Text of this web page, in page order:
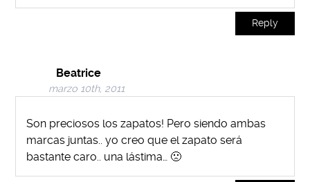
Reply
Beatrice
marzo 10th, 2011
Son preciosos los zapatos! Pero siendo ambas
marcas juntas.. yo creo que el zapato será
bastante caro.. una lástima… 🙁